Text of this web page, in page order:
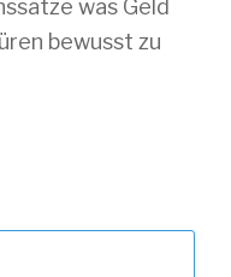
was Geld
bewusst zu